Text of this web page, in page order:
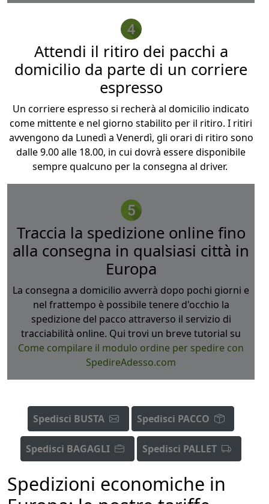
Attendi il ritiro dei pacchi a
domicilio da parte di un corriere
espresso
Un corriere espresso si recherà al domicilio indicato
come mittente e nel giorno stabilito per il ritiro. I ritiri
avvengono da Lunedì a Venerdì, gli orari di ritiro sono
dalle 9.00 alle 18.00, in cui dovrà essere disponibile
sempre qualcuno per la consegna al driver.
Traccia la spedizione online fino
alla consegna in qualsiasi città in
Europa
La consegna a domicilio avverrà dopo pochi giorni e
nel frattempo è possibile tenere d'occhio la
spedizione del pacco attraverso il servizio di
tracciabilità online. Qui trovi un breve tutorial su
Come compilare il modulo ordine per spedire con
SpedireAdesso.com
Spedisci BUSTA Spedisci PACCO
Spedisci BAGAGLI Spedisci PALLET
Spedizioni economiche in